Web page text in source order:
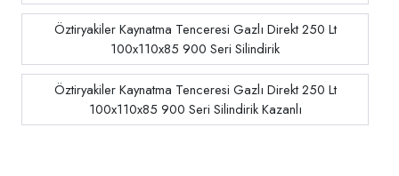
Öztiryakiler Kaynatma Tenceresi Gazlı Direkt 250 Lt
100x110x85 900 Seri Silindirik
Öztiryakiler Kaynatma Tenceresi Gazlı Direkt 250 Lt
100x110x85 900 Seri Silindirik Kazanlı